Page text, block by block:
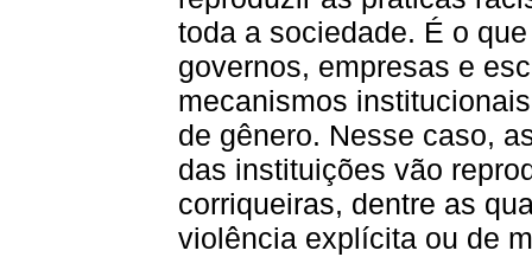
toda a sociedade. É o
governos, empresas e
mecanismos
de gênero. Nesse caso,
das instituições vão
corriqueiras, dentre as
violência explícita ou de